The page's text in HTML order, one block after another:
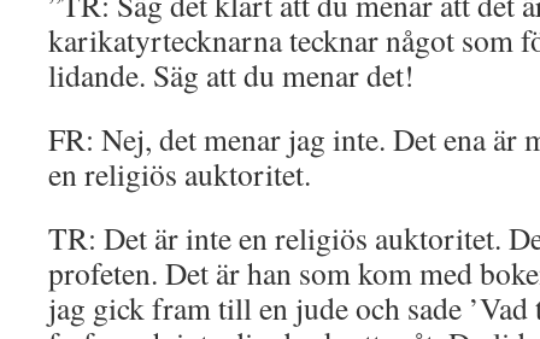
karikatyrtecknarna tecknar något som
lidande. Säg att du menar det!
FR: Nej, det menar jag inte. Det ena är
en religiös auktoritet.
TR: Det är inte en religiös auktoritet.
profeten. Det är han som kom med
jag gick fram till en jude och sade